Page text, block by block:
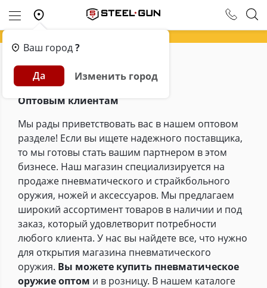
Ваш город?
Да Изменить город
Главная Опт
Оптовым клиентам
Мы рады приветствовать вас в нашем оптовом
разделе! Если вы ищете надежного поставщика,
то мы готовы стать вашим партнером в этом
бизнесе. Наш магазин специализируется на
продаже пневматического и страйкбольного
оружия, ножей и аксессуаров. Мы предлагаем
широкий ассортимент товаров в наличии и под
заказ, который удовлетворит потребности
любого клиента. У нас вы найдете все, что нужно
для открытия магазина пневматического
оружия. Вы можете купить пневматическое
оружие оптом и в розницу. В нашем каталоге